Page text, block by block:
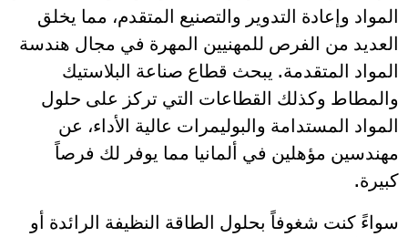
المواد وإعادة التدوير والتصنيع المتقدم، مما يخلق
العديد من الفرص للمهنيين المهرة في مجال هندسة
المواد المتقدمة. يبحث قطاع صناعة البلاستيك
والمطاط وكذلك القطاعات التي تركز على حلول
المواد المستدامة والبوليمرات عالية الأداء، عن
مهندسين مؤهلين في ألمانيا مما يوفر لك فرصاً
كبيرة.
سواءً كنت شغوفاً بحلول الطاقة النظيفة الرائدة أو